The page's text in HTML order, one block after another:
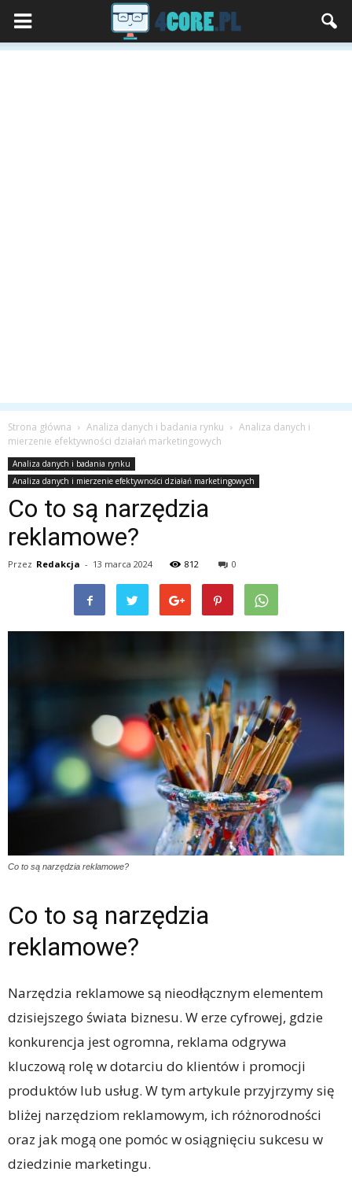
Strona główna Analiza danych i badania rynku
Analiza danych i
mierzenie efektywności działań marketingowych
Analiza danych i badania rynku
Analiza danych i mierzenie efektywności działań marketingowych
Co to są narzędzia
reklamowe?
Przez Redakcja - 13 marca 2024 812 0
Co to są narzędzia reklamowe?
Co to są narzędzia
reklamowe?
Narzędzia reklamowe są nieodłącznym elementem
dzisiejszego świata biznesu. W erze cyfrowej, gdzie
konkurencja jest ogromna, reklama odgrywa
kluczową rolę w dotarciu do klientów i promocji
produktów lub usług. W tym artykule przyjrzymy się
bliżej narzędziom reklamowym, ich różnorodności
oraz jak mogą one pomóc w osiągnięciu sukcesu w
dziedzinie marketingu.